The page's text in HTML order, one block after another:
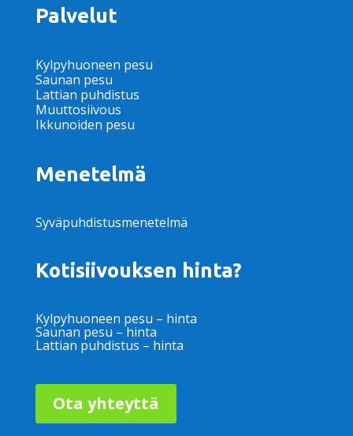
Palvelut
Kylpyhuoneen pesu
Saunan pesu
Lattian puhdistus
Muuttosiivous
Ikkunoiden pesu
Menetelmä
Syväpuhdistusmenetelmä
Kotisiivouksen hinta?
Kylpyhuoneen pesu – hinta
Saunan pesu – hinta
Lattian puhdistus – hinta
Ota yhteyttä